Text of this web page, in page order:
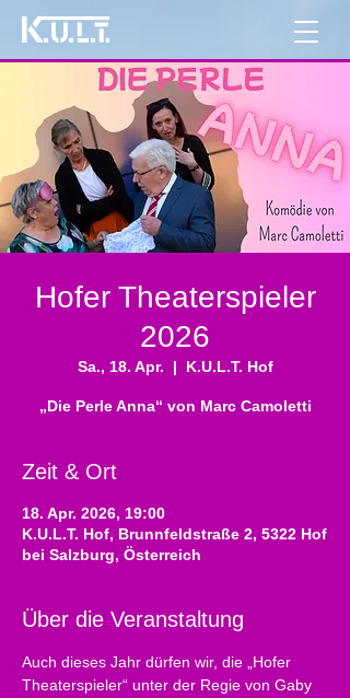
Hofer Theaterspieler
2026
Sa., 18. Apr.
  |
K.U.L.T. Hof
„Die Perle Anna“ von Marc Camoletti
Zeit & Ort
18. Apr. 2026, 19:00
K.U.L.T. Hof, Brunnfeldstraße 2, 5322 Hof
bei Salzburg, Österreich
Über die Veranstaltung
Auch dieses Jahr dürfen wir, die „Hofer
Theaterspieler“ unter der Regie von Gaby